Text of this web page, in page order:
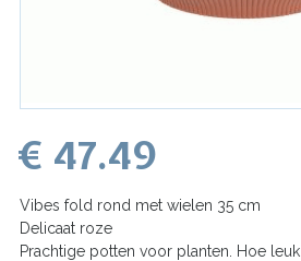
€ 47.49
Vibes fold rond met wielen 35 cm
Delicaat roze
Prachtige potten voor planten. Hoe leuk